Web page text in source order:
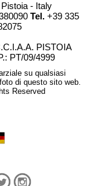
- Italy
Tel. +39 335
PISTOIA
PT/09/4999
su qualsiasi
di questo sito web.
Reserved